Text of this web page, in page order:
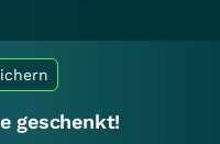
geschenkt!